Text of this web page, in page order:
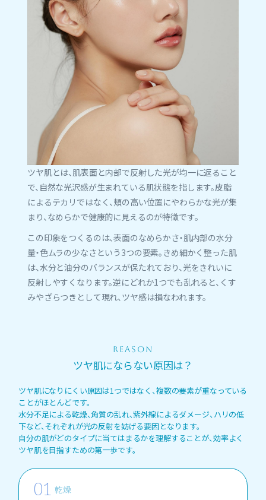
ツヤ肌とは、肌表面と内部で反射した光が均一に返ること
で、自然な光沢感が生まれている肌状態を指します。皮脂
によるテカリではなく、頬の高い位置にやわらかな光が集
まり、なめらかで健康的に見えるのが特徴です。
この印象をつくるのは、表面のなめらかさ・肌内部の水分
量・色ムラの少なさという3つの要素。きめ細かく整った肌
は、水分と油分のバランスが保たれており、光をきれいに
反射しやすくなります。逆にどれか1つでも乱れると、くす
みやざらつきとして現れ、ツヤ感は損なわれます。
REASON
ツヤ肌にならない原因は？
ツヤ肌になりにくい原因は1つではなく、複数の要素が重なっている
ことがほとんどです。
水分不足による乾燥、角質の乱れ、紫外線によるダメージ、ハリの低
下など、それぞれが光の反射を妨げる要因となります。
自分の肌がどのタイプに当てはまるかを理解することが、効率よく
ツヤ肌を目指すための第一歩です。
乾燥